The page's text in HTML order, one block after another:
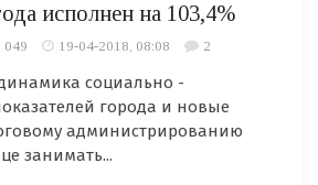
исполнен на 103,4%
049 19-04-2018, 08:08 2
социально -
города и новые
администрированию
занимать...